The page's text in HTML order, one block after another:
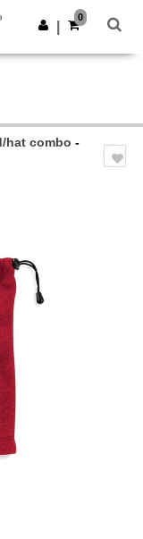
Last ned app
0
hat combo -